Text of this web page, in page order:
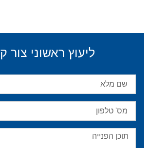
ליעוץ ראשוני צור